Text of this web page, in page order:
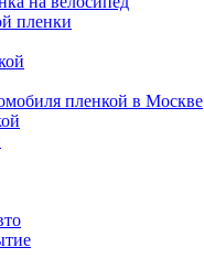
пленки
пленкой в Москве